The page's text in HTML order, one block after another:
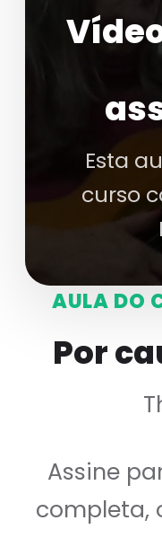
Esta
curso
AULA DO
Por
Assine
completa,